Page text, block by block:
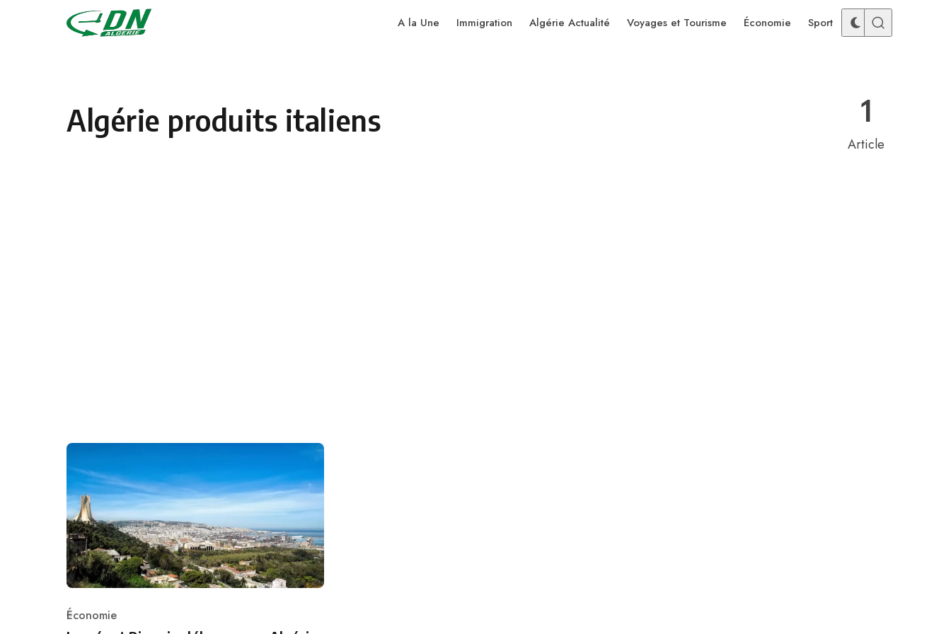
Skip to content
A la Une Immigration Algérie Actualité Voyages et Tourisme Économie Sport
Algérie produits italiens 1
Article
Category
Économie